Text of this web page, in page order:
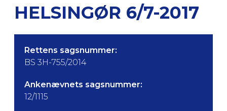
HELSINGØR 6/7-2017
Rettens sagsnummer:
BS 3H-755/2014
Ankenævnets sagsnummer:
12/1115